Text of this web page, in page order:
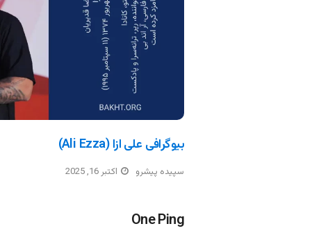
بیوگرافی علی ازا (Ali Ezza)
سپیده پیشرو اکتبر 16, 2025
One Ping